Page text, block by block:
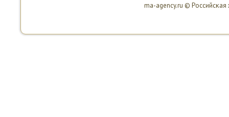
ma-agency.ru ©